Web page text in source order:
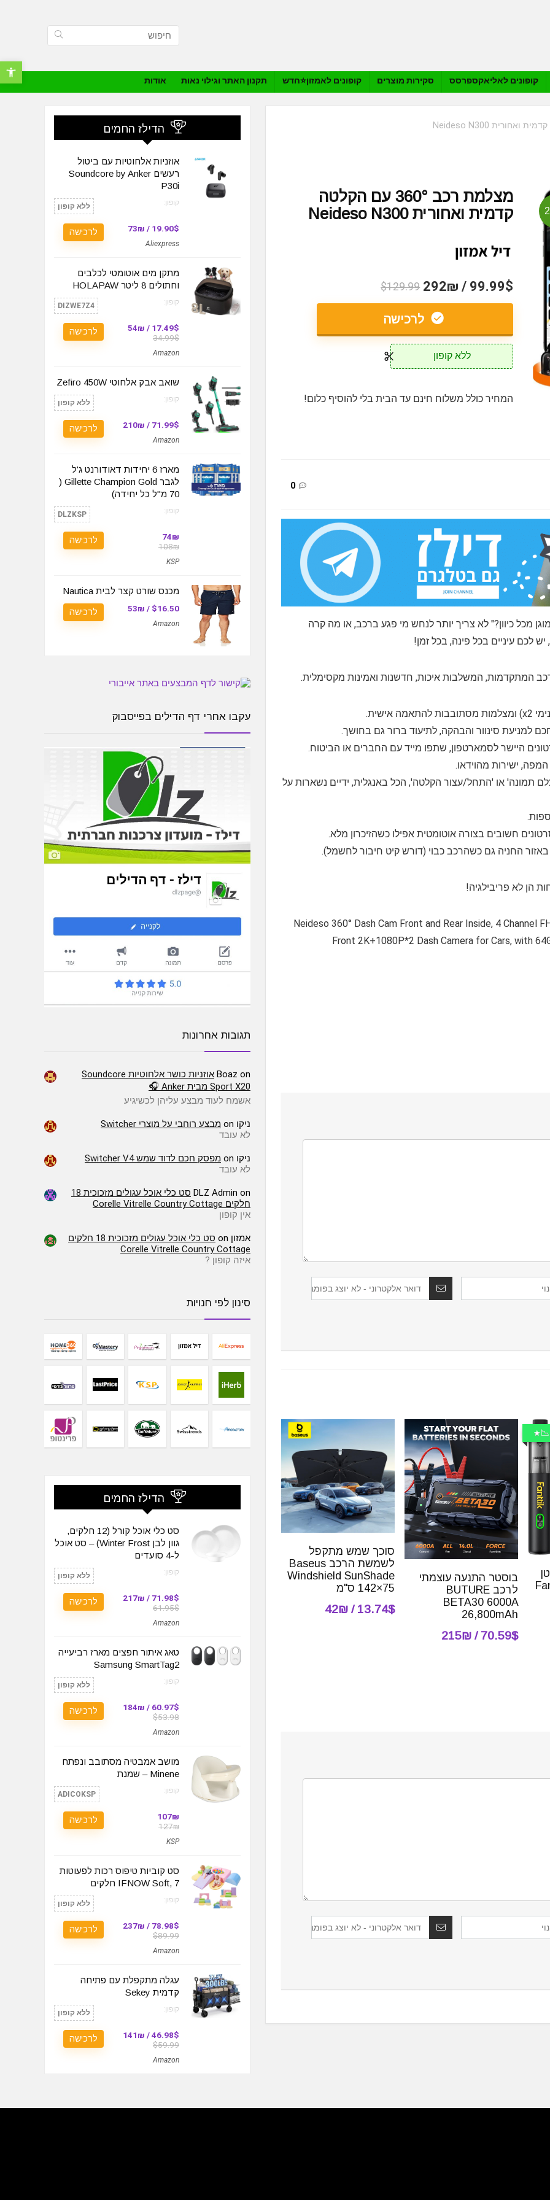
פתח
קופונים לאליאקספרסס סקירות מוצרים קופונים לאמזון⭐️חדש תקנון האתר וגילוי נאות אודות
מצלמת רכב 360° עם הקלטה
קדמית ואחורית Neideso N300
99.99$ / 292₪
$129.99
לרכישה
ללא קופון
המחיר כולל משלוח חינם עד הבית בלי להוסיף כלום!
0
כיוון?" לא צריך יותר לנחש מי פגע ברכב, או מה קרה
תמונה' או 'התחל/עצור הקלטה', הכל באנגלית, ידיים נשארות על
הן לא פריבילגיה!
Neideso 360° Dash Cam Front and Rear Inside, 4 Channel
Front 2K+1080P*2 Dash Camera for Cars, with
בוסטר התנעה עוצמתי
לרכב BUTURE
BETA30 6000A
26,800mAh
70.59$ / 215₪
סוכך שמש מתקפל
לשמשת הרכב Baseus
Windshield SunShade
142×75 ס"מ
13.74$ / 42₪
הדילז החמים
אוזניות אלחוטיות עם ביטול
רעשים Soundcore by Anker
P30i
קופון: ללא קופון
19.90$ / 73₪
Aliexpress
לרכישה
מתקן מים אוטומטי לכלבים
וחתולים 8 ליטר HOLAPAW
קופון: DIZWE7Z4
17.49$ / 54₪
34.99$
Amazon
לרכישה
שואב אבק אלחוטי Zefiro 450W
קופון: ללא קופון
71.99$ / 210₪
Amazon
לרכישה
מארז 6 יחידות דאודורנט ג'ל
לגבר Gillette Champion Gold (
70 מ"ל כל יחידה)
קופון: DLZKSP
74₪
108₪
KSP
לרכישה
מכנס שורט קצר לבית Nautica
$16.50 / 53₪
Amazon
לרכישה
עקבו אחרי דף הדילים בפייסבוק
תגובות אחרונות
Boaz on
אוזניות כושר אלחוטיות Soundcore
Sport X20 מבית Anker 🎧
אשמח לעוד מבצע עליהן לכשיגיע
ניקו on מבצע רוחבי על מוצרי Switcher
לא עובד
ניקו on מפסק חכם לדוד שמש Switcher V4
לא עובד
DLZ Admin on
סט כלי אוכל עגולים מזכוכית 18
חלקים Corelle Vitrelle Country Cottage
אין קופון
אמזון on
סט כלי אוכל עגולים מזכוכית 18 חלקים
Corelle Vitrelle Country Cottage
איזה קופון ?
סינון לפי חנויות
הדילז החמים
סט כלי אוכל קורל (12 חלקים,
גוון לבן Winter Frost) – סט אוכל
ל-4 סועדים
קופון: ללא קופון
71.98$ / 217₪
61.95$
Amazon
לרכישה
טאג איתור חפצים מארז רביעייה
Samsung SmartTag2
קופון: ללא קופון
60.97$ / 184₪
$53.98
Amazon
לרכישה
מושב אמבטיה מסתובב ונפתח
Minene – שמנת
קופון: ADICOKSP
107₪
127₪
KSP
לרכישה
סט קוביות טיפוס רכות לפעוטות
IFNOW Soft, 7 חלקים
קופון: ללא קופון
78.98$ / 237₪
$89.99
Amazon
לרכישה
עגלה מתקפלת עם פתיחה
קדמית Sekey
קופון: ללא קופון
46.98$ / 141₪
$59.99
Amazon
לרכישה